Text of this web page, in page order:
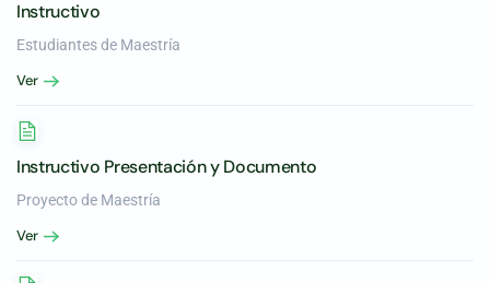
Instructivo
Estudiantes de Maestría
Ver
Instructivo Presentación y Documento
Proyecto de Maestría
Ver